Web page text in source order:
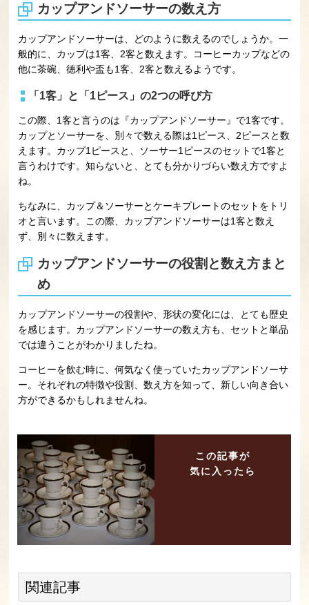
カップアンドソーサーの数え方
カップアンドソーサーは、どのように数えるのでしょうか。一
般的に、カップは1客、2客と数えます。コーヒーカップなどの
他に茶碗、徳利や盃も1客、2客と数えるようです。
「1客」と「1ピース」の2つの呼び方
この際、1客と言うのは『カップアンドソーサー』で1客です。
カップとソーサーを、別々で数える際は1ピース、2ピースと数
えます。カップ1ピースと、ソーサー1ピースのセットで1客と
言うわけです。知らないと、とても分かりづらい数え方ですよ
ね。
ちなみに、カップ＆ソーサーとケーキプレートのセットをトリ
オと言います。この際、カップアンドソーサーは1客と数え
ず、別々に数えます。
カップアンドソーサーの役割と数え方まと
め
カップアンドソーサーの役割や、形状の変化には、とても歴史
を感じます。カップアンドソーサーの数え方も、セットと単品
では違うことがわかりましたね。
コーヒーを飲む時に、何気なく使っていたカップアンドソーサ
ー。それぞれの特徴や役割、数え方を知って、新しい向き合い
方ができるかもしれませんね。
この記事が
気に入ったら
関連記事